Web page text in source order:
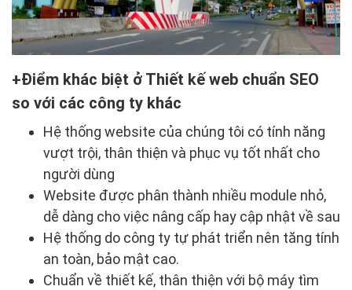
Điểm khác biệt ở Thiết kế web chuẩn SEO
so với các công ty khác
Hệ thống website của chúng tôi có tính năng
vượt trội, thân thiện và phục vụ tốt nhất cho
người dùng
Website được phân thành nhiều module nhỏ,
dễ dàng cho việc nâng cấp hay cập nhật về sau
Hệ thống do công ty tự phát triển nên tăng tính
an toàn, bảo mật cao.
Chuẩn về thiết kế, thân thiện với bộ máy tìm